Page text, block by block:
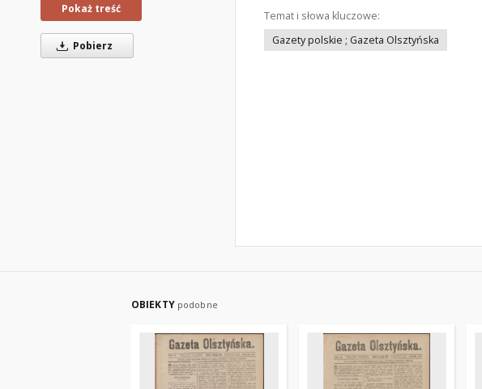
Pokaż treść
Pobierz
Temat i słowa kluczowe:
Gazety polskie ; Gazeta Olsztyńska
OBIEKTY podobne